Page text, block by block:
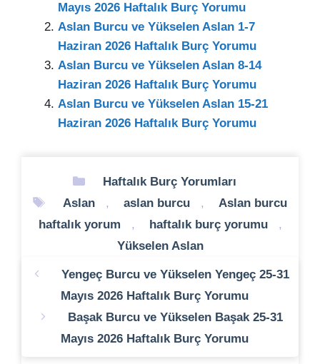
Mayıs 2026 Haftalık Burç Yorumu
Aslan Burcu ve Yükselen Aslan 1-7
Haziran 2026 Haftalık Burç Yorumu
Aslan Burcu ve Yükselen Aslan 8-14
Haziran 2026 Haftalık Burç Yorumu
Aslan Burcu ve Yükselen Aslan 15-21
Haziran 2026 Haftalık Burç Yorumu
Kategoriler
Haftalık Burç Yorumları
Etiketler
Aslan , aslan burcu ,
Aslan burcu
haftalık yorum
, haftalık burç yorumu
,
Yükselen Aslan
Yengeç Burcu ve Yükselen Yengeç 25-31
Mayıs 2026 Haftalık Burç Yorumu
Başak Burcu ve Yükselen Başak 25-31
Mayıs 2026 Haftalık Burç Yorumu